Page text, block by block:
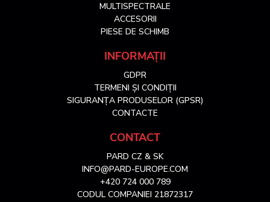
MULTISPECTRALE
ACCESORII
PIESE DE SCHIMB
INFORMAȚII
GDPR
TERMENI ȘI CONDIȚII
SIGURANȚA PRODUSELOR (GPSR)
CONTACTE
CONTACT
PARD CZ & SK
INFO@PARD-EUROPE.COM
+420 724 000 789
CODUL COMPANIEI 21872317